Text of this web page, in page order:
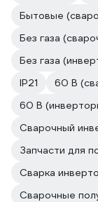
Бытовые
Без газа
Без газа
IP21
60 В
60 В
Сварочный
Запчасти для
Сварка
Сварочные